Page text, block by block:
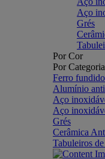
Aço
Grés
Por Cor
Por Categoria
Ferro
Alumínio
Aço
Aço
Grés
Cerâmica
Tabuleiros